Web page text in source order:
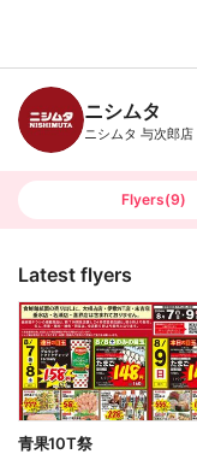
B
n
c
h
T
ニシムタ
ニシムタ 与次郎店
Flyers(9)
Latest flyers
青果10T祭